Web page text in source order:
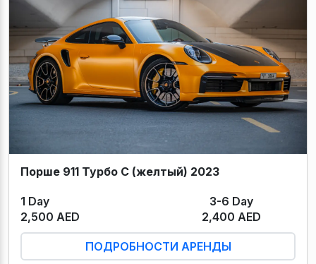
Порше 911 Турбо С (желтый) 2023
1 Day
3-6 Day
2,500 AED
2,400 AED
ПОДРОБНОСТИ АРЕНДЫ